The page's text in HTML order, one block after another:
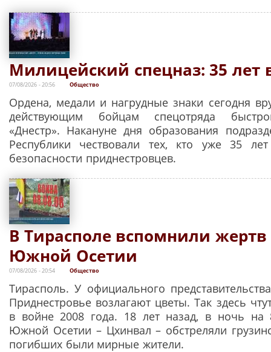
Милицейский спецназ: 35 лет
07/08/2026 - 20:56 Общество
Ордена, медали и нагрудные знаки сегодня
действующим бойцам спецотряда
«Днестр». Накануне дня образования
Республики чествовали тех, кто уже 35
безопасности приднестровцев.
В Тирасполе вспомнили
Южной Осетии
07/08/2026 - 20:54 Общество
Тирасполь. У официального
Приднестровье возлагают цветы. Так здесь
в войне 2008 года. 18 лет назад, в ночь на
Южной Осетии – Цхинвал – обстреляли
погибших были мирные жители.